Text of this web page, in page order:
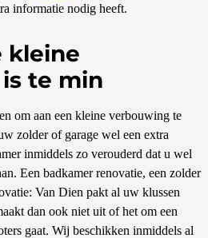
informatie nodig heeft.
kleine
te min
om aan een kleine verbouwing te
zolder of garage wel een extra
inmiddels zo verouderd dat u wel
Een badkamer renovatie, een zolder
Van Dien pakt al uw klussen
dan ook niet uit of het om een
gaat. Wij beschikken inmiddels al